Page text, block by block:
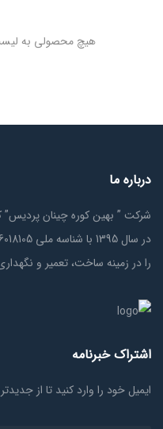
هیچ محصولی به
درباره ما
را در زمینه ساخت، تعمیر و
اشتراک خبرنامه
ایمیل خود را وارد کنید تا از